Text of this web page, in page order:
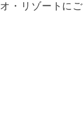
・リゾートにご